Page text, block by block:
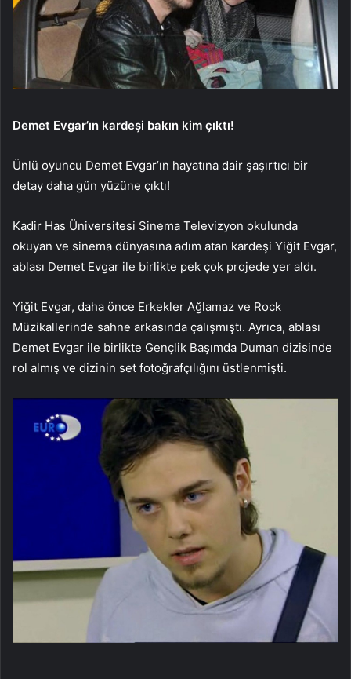
Demet Evgar’ın kardeşi bakın kim çıktı!
Ünlü oyuncu Demet Evgar’ın hayatına dair şaşırtıcı bir
detay daha gün yüzüne çıktı!
Kadir Has Üniversitesi Sinema Televizyon okulunda
okuyan ve sinema dünyasına adım atan kardeşi Yiğit Evgar,
ablası Demet Evgar ile birlikte pek çok projede yer aldı.
Yiğit Evgar, daha önce Erkekler Ağlamaz ve Rock
Müzikallerinde sahne arkasında çalışmıştı. Ayrıca, ablası
Demet Evgar ile birlikte Gençlik Başımda Duman dizisinde
rol almış ve dizinin set fotoğrafçılığını üstlenmişti.